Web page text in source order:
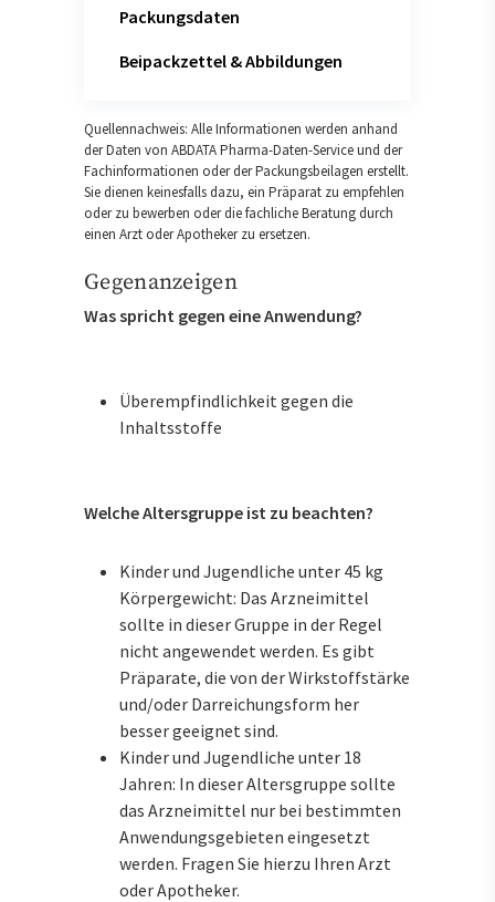
Packungsdaten
Beipackzettel & Abbildungen
Quellennachweis: Alle Informationen werden anhand
der Daten von ABDATA Pharma-Daten-Service und der
Fachinformationen oder der Packungsbeilagen erstellt.
Sie dienen keinesfalls dazu, ein Präparat zu empfehlen
oder zu bewerben oder die fachliche Beratung durch
einen Arzt oder Apotheker zu ersetzen.
Gegenanzeigen
Was spricht gegen eine Anwendung?
Überempfindlichkeit gegen die
Inhaltsstoffe
Welche Altersgruppe ist zu beachten?
Kinder und Jugendliche unter 45 kg
Körpergewicht: Das Arzneimittel
sollte in dieser Gruppe in der Regel
nicht angewendet werden. Es gibt
Präparate, die von der Wirkstoffstärke
und/oder Darreichungsform her
besser geeignet sind.
Kinder und Jugendliche unter 18
Jahren: In dieser Altersgruppe sollte
das Arzneimittel nur bei bestimmten
Anwendungsgebieten eingesetzt
werden. Fragen Sie hierzu Ihren Arzt
oder Apotheker.